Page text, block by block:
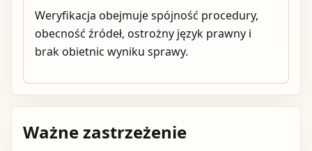
Weryfikacja obejmuje spójność procedury,
obecność źródeł, ostrożny język prawny i
brak obietnic wyniku sprawy.
Ważne zastrzeżenie